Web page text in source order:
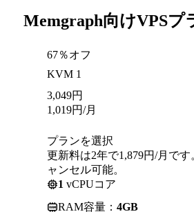
Memgraph向けVPSプ
67％オフ
KVM 1
3,049円
1,019円/月
プランを選択
更新料は2年で1,879円/月で
ャンセル可能。
1 vCPUコア
RAM容量： 4GB